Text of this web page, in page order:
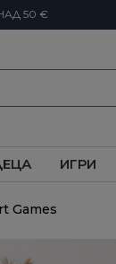
50 €
ИГРИ
Games